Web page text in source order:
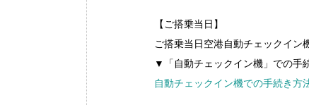
【ご搭乗当日】
ご搭乗当日空港自動チェックイン
▼「自動チェックイン機」での手
自動チェックイン機での手続き方